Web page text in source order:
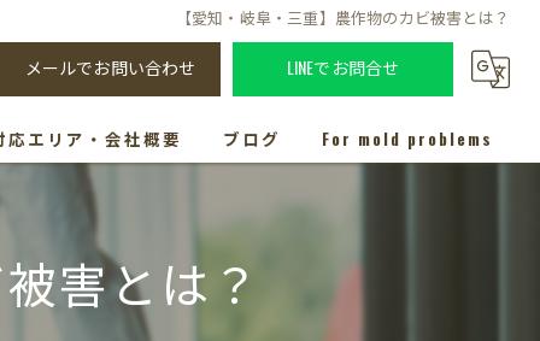
【愛知・岐阜・三重】農作物のカビ被害とは？
メールでお問い合わせ LINEでお問合せ
応エリア・会社概要 ブログ For mold problems
害とは？